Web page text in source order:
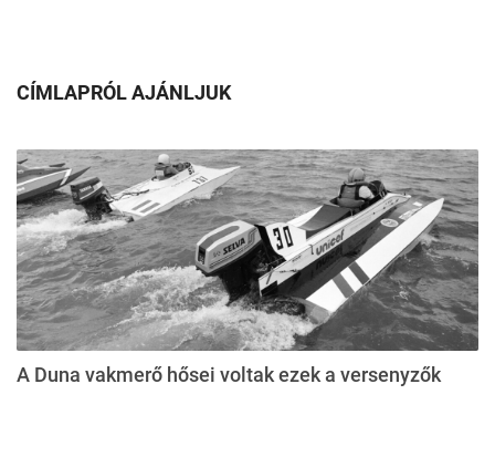
CÍMLAPRÓL AJÁNLJUK
A Duna vakmerő hősei voltak ezek a versenyzők